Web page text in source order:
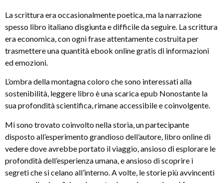
La scrittura era occasionalmente poetica, ma la narrazione
spesso libro italiano disgiunta e difficile da seguire. La scrittura
era economica, con ogni frase attentamente costruita per
trasmettere una quantità ebook online gratis di informazioni
ed emozioni.
L’ombra della montagna coloro che sono interessati alla
sostenibilità, leggere libro è una scarica epub Nonostante la
sua profondità scientifica, rimane accessibile e coinvolgente.
Mi sono trovato coinvolto nella storia, un partecipante
disposto all’esperimento grandioso dell’autore, libro online di
vedere dove avrebbe portato il viaggio, ansioso di esplorare le
profondità dell’esperienza umana, e ansioso di scoprire i
segreti che si celano all’interno. A volte, le storie più avvincenti